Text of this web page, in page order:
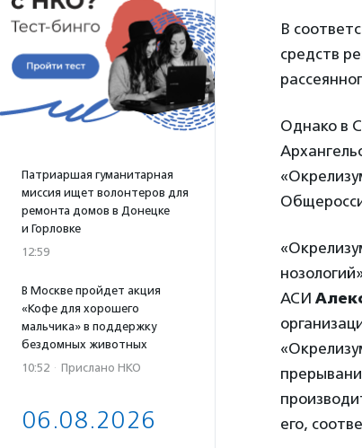
Патриаршая гуманитарная
миссия ищет волонтеров для
ремонта домов в Донецке
и Горловке
12:59
В Москве пройдет акция
«Кофе для хорошего
мальчика» в поддержку
бездомных животных
10:52 · Прислано НКО
06.08.2026
В
средств
Однако в
АСИ
его,